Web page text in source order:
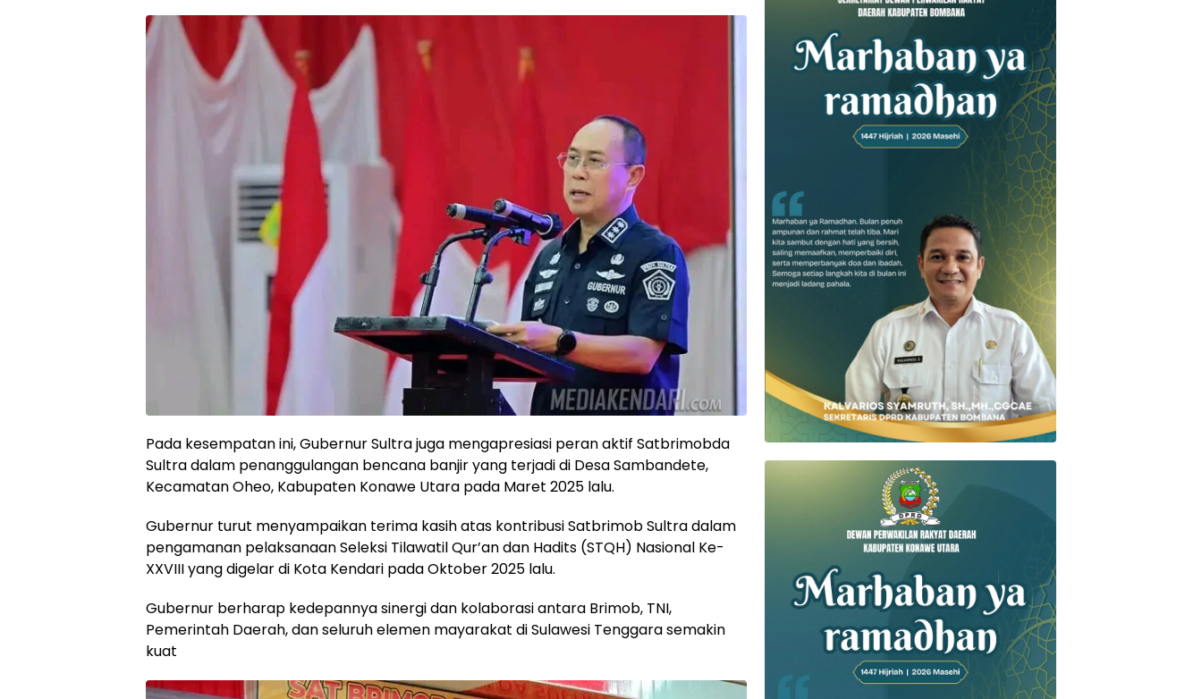
Pada kesempatan ini, Gubernur Sultra juga mengapresiasi peran aktif Satbrimobda
Sultra dalam penanggulangan bencana banjir yang terjadi di Desa Sambandete,
Kecamatan Oheo, Kabupaten Konawe Utara pada Maret 2025 lalu.
Gubernur turut menyampaikan terima kasih atas kontribusi Satbrimob Sultra dalam
pengamanan pelaksanaan Seleksi Tilawatil Qur’an dan Hadits (STQH) Nasional Ke-
XXVIII yang digelar di Kota Kendari pada Oktober 2025 lalu.
Gubernur berharap kedepannya sinergi dan kolaborasi antara Brimob, TNI,
Pemerintah Daerah, dan seluruh elemen mayarakat di Sulawesi Tenggara semakin
kuat